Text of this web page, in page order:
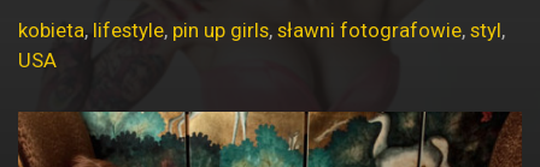
kobieta, lifestyle, pin up girls, sławni fotografowie, styl,
USA